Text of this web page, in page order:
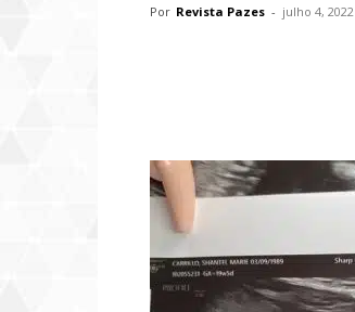
Por Revista Pazes - julho 4, 2022